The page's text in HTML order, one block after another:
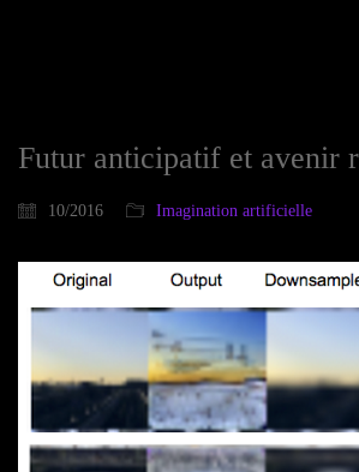
Futur anticipatif et avenir
10/2016 Imagination artificielle